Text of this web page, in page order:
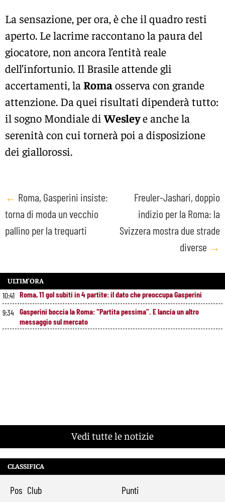
La sensazione, per ora, è che il quadro resti
aperto. Le lacrime raccontano la paura del
giocatore, non ancora l’entità reale
dell’infortunio. Il Brasile attende gli
accertamenti, la Romaosserva con grande
attenzione. Da quei risultati dipenderà tutto:
il sogno Mondiale diWesleye anche la
serenità con cui tornerà poi a disposizione
dei giallorossi.
Post
navigation
← Roma, Gasperini insiste:
torna di moda un vecchio
pallino per la trequarti
Freuler-Jashari, doppio
indizio per la Roma: la
Svizzera mostra due strade
diverse →
ULTIM’ORA
10:41 Roma, 11 gol subiti in 4 partite: il dato che preoccupa Gasperini
9:34 Gasperini boccia la Roma: “Partita pessima”. E lancia un altro
messaggio sul mercato
Vedi tutte le notizie
CLASSIFICA
Pos Club Punti